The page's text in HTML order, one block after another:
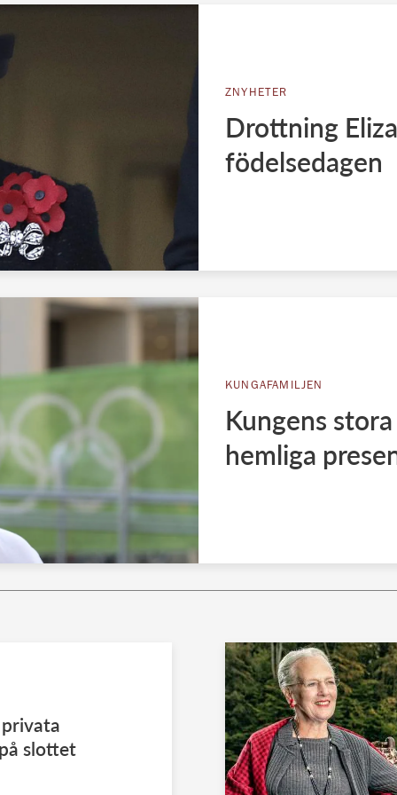
ZNYHETER
Drottning
födelsedagen
KUNGAFAMILJEN
Kungens
hemliga
slottet